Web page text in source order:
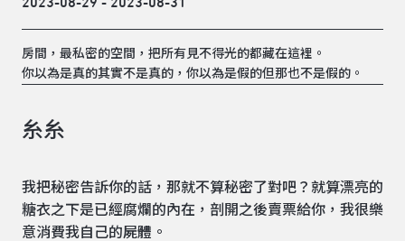
房間，最私密的空間，把所有見不得光的都藏在這裡。
你以為是真的其實不是真的，你以為是假的但那也不是假的。
糸糸
我把秘密告訴你的話，那就不算秘密了對吧？就算漂亮的
糖衣之下是已經腐爛的內在，剖開之後賣票給你，我很樂
意消費我自己的屍體。